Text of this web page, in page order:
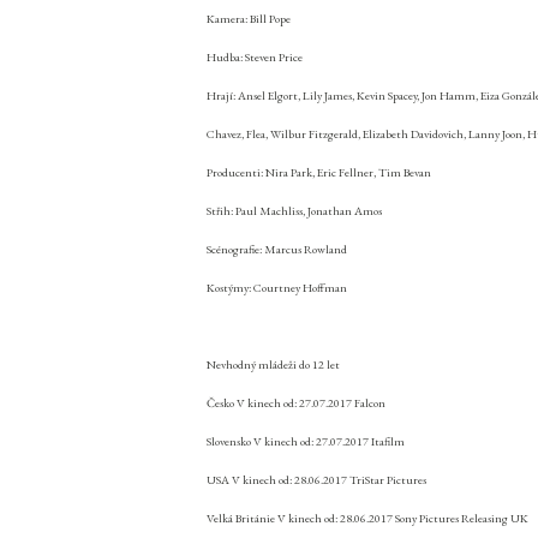
Kamera: Bill Pope
Hudba: Steven Price
Hrají: Ansel Elgort, Lily James, Kevin Spacey, Jon Hamm, Eiza
Chavez, Flea, Wilbur Fitzgerald, Elizabeth Davidovich, Lanny Joon,
Producenti: Nira Park, Eric Fellner, Tim Bevan
Střih: Paul Machliss, Jonathan Amos
Scénografie: Marcus Rowland
Kostýmy: Courtney Hoffman
Nevhodný mládeži do 12 let
Česko V kinech od:27.07.2017 Falcon
Slovensko V kinech od:27.07.2017 Itafilm
USA V kinech od:28.06.2017 TriStar Pictures
Velká Británie V kinech od:28.06.2017 Sony Pictures Releasing UK